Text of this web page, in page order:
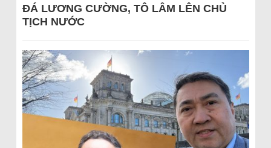
ĐÁ LƯƠNG CƯỜNG, TÔ LÂM LÊN CHỦ
TỊCH NƯỚC